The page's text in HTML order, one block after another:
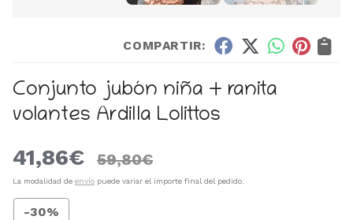
COMPARTIR:
Conjunto jubón niña + ranita
volantes Ardilla Lolittos
41,86€ 59,80€
La modalidad de envío puede variar el importe final del pedido.
-30%